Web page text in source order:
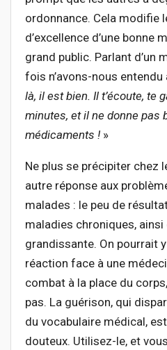
ordonnance. Cela modifie
d’excellence d’une bonne
grand public. Parlant d’un
fois n’avons-nous entendu
là, il est bien. Il t’écoute, te
minutes, et il ne donne pas
médicaments ! »
Ne plus se précipiter chez
autre réponse aux
malades : le peu de
maladies chroniques, ainsi
grandissante. On pourrait
réaction face à une
combat à la place du
pas. La guérison, qui
du vocabulaire médical,
douteux. Utilisez-le, et